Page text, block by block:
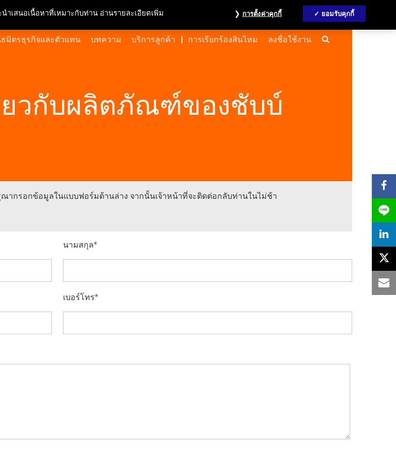
คมและสิ่งแวดล้อม สนใจร่วมงาน ศูนย์สื่อมวลชน ติดต่อเรา
มิตรธุรกิจและตัวแทน บทความ บริการลูกค้า การเรียกร้องสินไหม ลงชื่อใช้งาน Search
ยวกับผลิตภัณฑ์ของชับบ์
รอกข้อมูลในแบบฟอร์มด้านล่าง จากนั้นเจ้าหน้าที่จะติดต่อกลับท่านในไม่ช้า
นามสกุล
เบอร์โทร
ำเสนอเนื้อหาที่เหมาะกับท่าน อ่านรายละเอียดเพิ่ม
การตั้งค่าคุกกี้ ยอมรับคุกกี้